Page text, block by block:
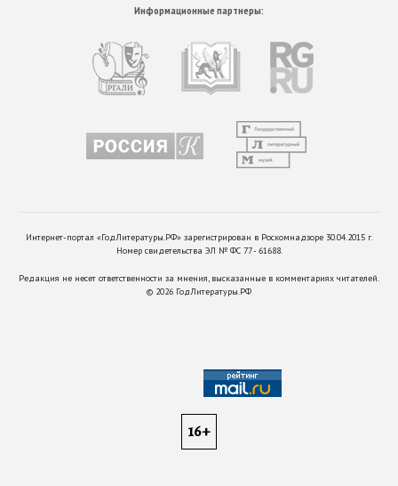
Информационные партнеры:
Интернет-портал «ГодЛитературы.РФ» зарегистрирован в Роскомнадзоре 30.04.2015 г.
Номер свидетельства ЭЛ № ФС 77 - 61688.
Редакция не несет ответственности за мнения, высказанные в комментариях читателей.
© 2026 ГодЛитературы.РФ
16+